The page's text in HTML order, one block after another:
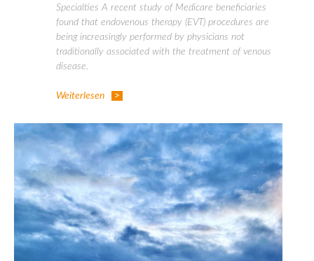
Specialties A recent study of Medicare beneficiaries
found that endovenous therapy (EVT) procedures are
being increasingly performed by physicians not
traditionally associated with the treatment of venous
disease.
Weiterlesen